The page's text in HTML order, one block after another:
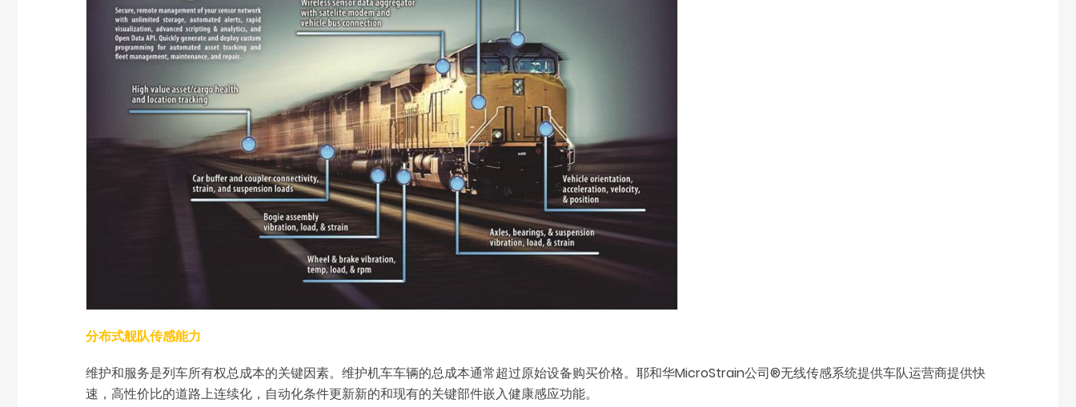
分布式舰队传感能力
维护和服务是列车所有权总成本的关键因素。维护机车车辆的总成本通常超过原始设备购买价格。耶和华MicroStrain公司®无线传感系统提供车队运营商提供快
速，高性价比的道路上连续化，自动化条件更新新的和现有的关键部件嵌入健康感应功能。